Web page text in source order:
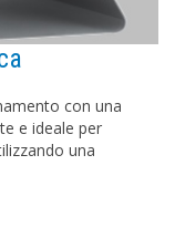
con una
e ideale per
una